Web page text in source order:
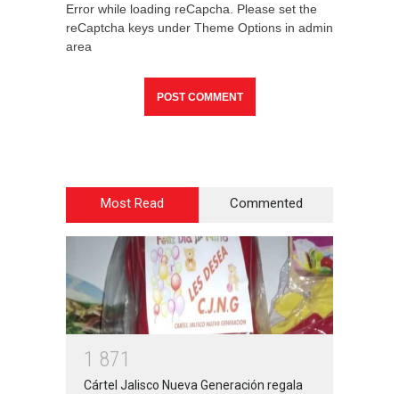
Error while loading reCapcha. Please set the
reCaptcha keys under Theme Options in admin
area
Most Read Commented
1 871
Cártel Jalisco Nueva Generación regala